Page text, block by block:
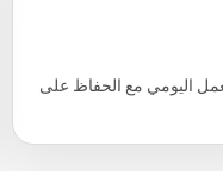
اليومي مع الحفاظ على